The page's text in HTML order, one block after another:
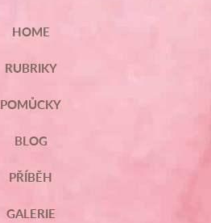
HOME
RUBRIKY
POMŮCKY
BLOG
PŘÍBĚH
GALERIE